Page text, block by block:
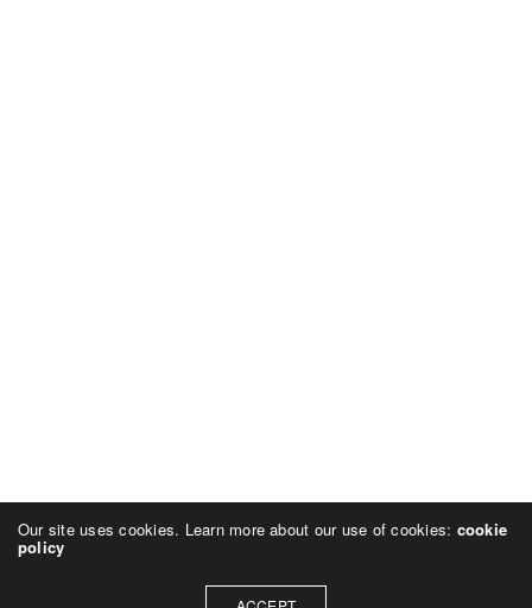
Our site uses cookies. Learn more about our use of cookies: cookie
policy